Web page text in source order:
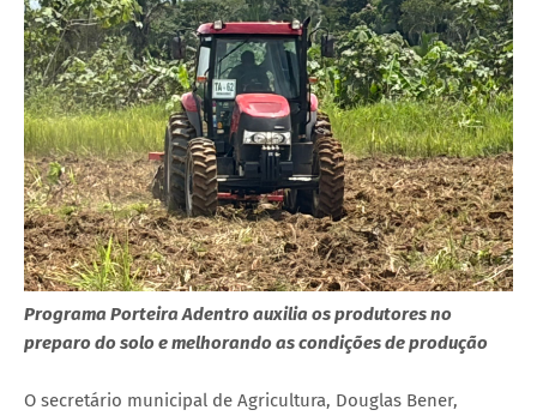
Programa Porteira Adentro auxilia os produtores no
preparo do solo e melhorando as condições de produção
O secretário municipal de Agricultura, Douglas Bener,